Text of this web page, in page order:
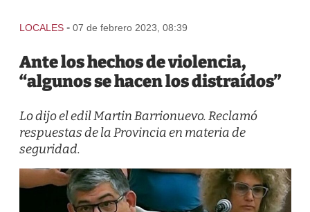
LOCALES - 07 de febrero 2023, 08:39
Ante los hechos de violencia,
“algunos se hacen los distraídos”
Lo dijo el edil Martin Barrionuevo. Reclamó
respuestas de la Provincia en materia de
seguridad.